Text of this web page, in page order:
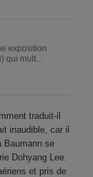
exposition
qui mult...
traduit-il
inaudible, car il
Baumann se
Dohyang Lee.
et pris de